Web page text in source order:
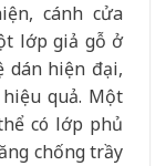
cánh cửa
lớp giả gỗ ở
dán hiện đại,
quả. Một
có lớp phủ
chống trầy